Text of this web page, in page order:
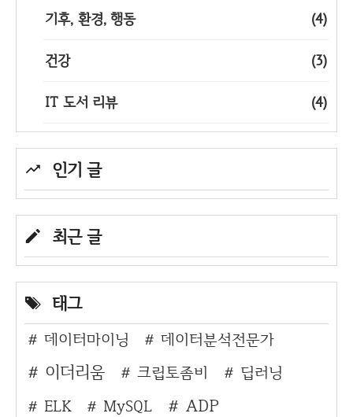
기후, 환경, 행동 (4)
건강 (3)
IT 도서 리뷰 (4)
인기 글
최근 글
태그
데이터마이닝 데이터분석전문가
이더리움 크립토좀비
딥러닝
ELK
MySQL ADP